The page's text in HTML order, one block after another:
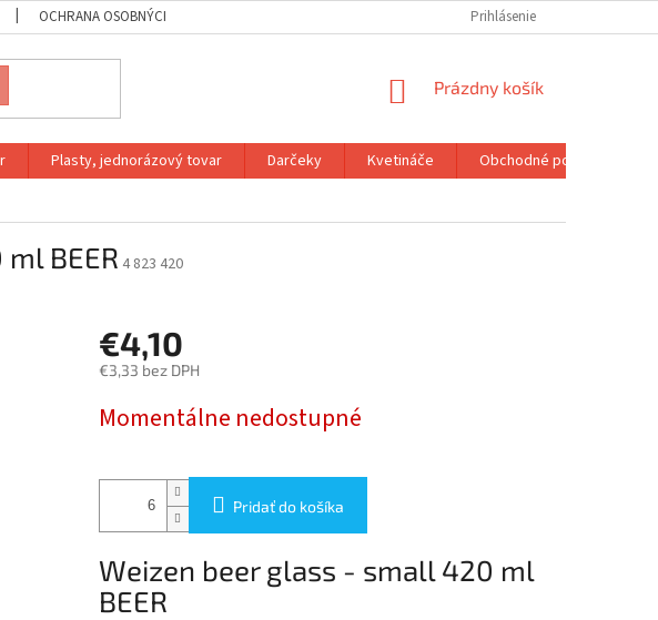
OCHRANA OSOBNÝCH ÚDAJOV Prihlásenie
NÁKUPNÝ
Prázdny košík
Plasty, jednorázový tovar Darčeky Kvetináče
Obchodné podmienky
BEER 4 823 420
€4,10
€3,33 bez DPH
cena:
Momentálne nedostupné
Pridať do košíka
Weizen beer glass - small 420 ml
BEER